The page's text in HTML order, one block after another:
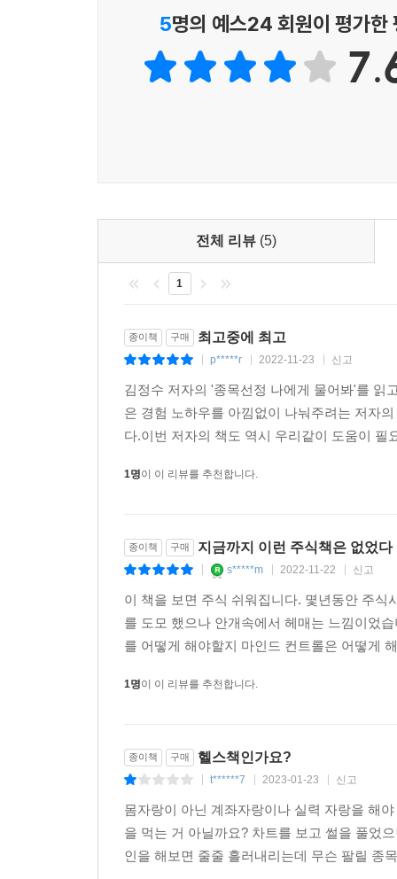
그렇다면 우리는 세력에 당하는 게 아닌 세력을
---「물릴종목 나에게 물어봐」중에서
의구심을 갖는 이들을 위해 덧붙이자면 필자의
이가 있다면 필자는 경험을 바탕으로 국내 개인
단기투자는 잡을 수 없는 열 마리 새를 쫓아다니
을 모아 눈덩이를 점점 크게 만드는 복리의 마법
---「팔릴종목 나에게 물어봐」중에서
유형과 용어는 필자가 국내 최초로 고안한 것으로
저자는 유형별로 친절한 설명을 곁들인 것은 물
종목 4개씩 들어 소개하는 동시에 종목 마다 일
5명의 예스24 회원이 평가한
전체 리뷰 (5)
1
종이책 구매 최고중에 최고
p*****r 2022-11-23 신고
김정수 저자의 '종목선정 나에게 물어봐'를 읽
은 경험 노하우를 아낌없이 나눠주려는 저자
다.이번 저자의 책도 역시 우리같이 도움이
1명이 이 리뷰를 추천합니다.
종이책 구매 지금까지 이런 주식책은 없었다
s*****m 2022-11-22 신고
이 책을 보면 주식 쉬워집니다. 몇년동안 주
를 도모 했으나 안개속에서 헤매는 느낌이었
를 어떻게 해야할지 마인드 컨트롤은 어떻게
1명이 이 리뷰를 추천합니다.
종이책 구매 헬스책인가요?
t******7 2023-01-23 신고
몸자랑이 아닌 계좌자랑이나 실력 자랑을 해
을 먹는 거 아닐까요? 차트를 보고 썰을 풀었
인을 해보면 줄줄 흘러내리는데 무슨 팔릴 종